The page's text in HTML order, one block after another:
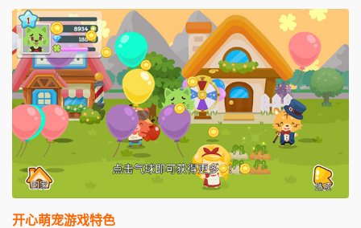
开心萌宠游戏特色